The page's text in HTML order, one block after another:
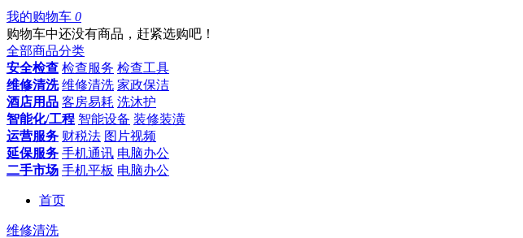
我的购物车 0
购物车中还没有商品，赶紧选购吧！
全部商品分类
安全检查 检查服务 检查工具
维修清洗 维修清洗 家政保洁
酒店用品 客房易耗 洗沐护
智能化/工程 智能设备 装修装潢
运营服务 财税法 图片视频
延保服务 手机通讯 电脑办公
二手市场 手机平板 电脑办公
首页
维修清洗